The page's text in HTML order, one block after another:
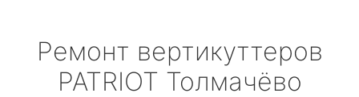
Ремонт вертикуттеров
PATRIOT Толмачёво